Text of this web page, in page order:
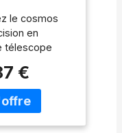
à grande
de 150
adultes,
équatorial
avec
Barlow 3X
le cosmos
en
télescope
sans effort,
150 mm +
750 mm pour
€